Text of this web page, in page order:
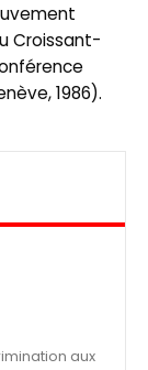
Croissant-
1986).
aux